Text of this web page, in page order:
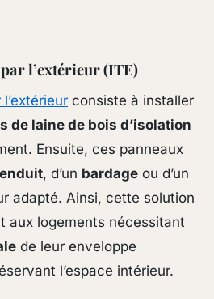
l’extérieur (ITE)
consiste à installer
de laine de bois d’isolation
Ensuite, ces panneaux
enduit, d’un bardage ou d’un
adapté. Ainsi, cette solution
aux logements nécessitant
de leur enveloppe
l’espace intérieur.